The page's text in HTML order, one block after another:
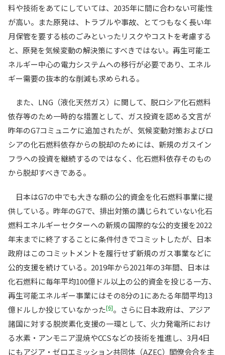
料や技術をあてにしていては、2035年に間に合わない可能性
が高い。また原発は、トラブルや事故、とてつもなく長い年
月保管を要する核のごみといったリスクやコストを考慮する
と、原発を気候変動の解決策にすべきではない。再生可能エ
ネルギー中心の電力システムへの移行が必要であり、エネル
ギー需要の抜本的な削減も求められる。
また、LNG（液化天然ガス）に関して、脱ロシア化石燃料
依存等のため一時的な措置として、ガス投資を認める文言が
昨年のG7コミュニケに追加されたが、気候変動対策およびロ
シアの化石燃料依存からの脱却のためには、新規のガスイン
フラへの投資を継続するのではなく、化石燃料依存そのもの
から脱却すべきである。
日本はG7の中でも大きな額の公的資金を化石燃料事業に提
供している。昨年のG7で、排出対策の講じられていない化石
燃料エネルギーセクターへの新規の国際的な公的支援を2022
年末までに終了することに条件付きでコミットしたが、日本
政府はこのコミットメントを履行せず新規のガス事業などに
公的支援を続けている。2019年から2021年の3年間、日本は
化石燃料に毎年平均100億ドル以上の公的資金を投じる一方、
再生可能エネルギー事業にはその8分の1にあたる年間平均13
億ドルしか投じていなかった[6]。さらに日本政府は、アジア
諸国に対する脱炭素化支援の一環として、火力発電所におけ
る水素・アンモニア混焼やCCSなどの技術を推進し、3月4日
にもアジア・ゼロエミッション共同体（AZEC）閣僚会合を主